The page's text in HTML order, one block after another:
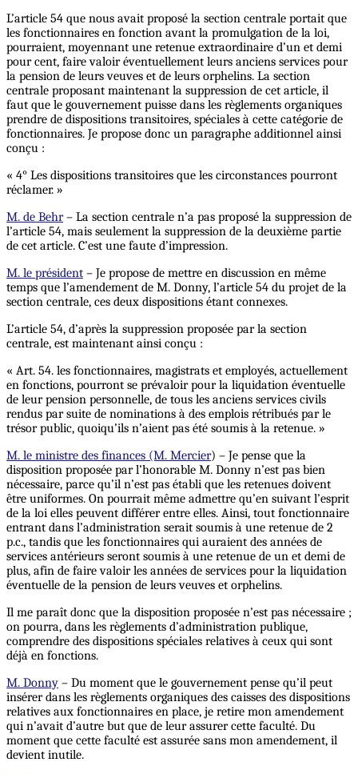
L’article 54 que nous avait proposé la section centrale portait que
les fonctionnaires en fonction avant la promulgation de la loi,
pourraient, moyennant une retenue extraordinaire d’un et demi
pour cent, faire valoir éventuellement leurs anciens services pour
la pension de leurs veuves et de leurs orphelins. La section
centrale proposant maintenant la suppression de cet article, il
faut que le gouvernement puisse dans les règlements organiques
prendre de dispositions transitoires, spéciales à cette catégorie de
fonctionnaires. Je propose donc un paragraphe additionnel ainsi
conçu :
« 4° Les dispositions transitoires que les circonstances pourront
réclamer. »
M. de Behr– La section centrale n’a pas proposé la suppression de
l’article 54, mais seulement la suppression de la deuxième partie
de cet article. C’est une faute d’impression.
M. le président – Je propose de mettre en discussion en même
temps que l’amendement de M. Donny, l’article 54 du projet de la
section centrale, ces deux dispositions étant connexes.
L’article 54, d’après la suppression proposée par la section
centrale, est maintenant ainsi conçu :
« Art. 54. les fonctionnaires, magistrats et employés, actuellement
en fonctions, pourront se prévaloir pour la liquidation éventuelle
de leur pension personnelle, de tous les anciens services civils
rendus par suite de nominations à des emplois rétribués par le
trésor public, quoiqu’ils n’aient pas été soumis à la retenue. »
M. le ministre des finances (M. Mercier) – Je pense que la
disposition proposée par l’honorable M. Donny n’est pas bien
nécessaire, parce qu’il n’est pas établi que les retenues doivent
être uniformes. On pourrait même admettre qu’en suivant l’esprit
de la loi elles peuvent différer entre elles. Ainsi, tout fonctionnaire
entrant dans l’administration serait soumis à une retenue de 2
p.c., tandis que les fonctionnaires qui auraient des années de
services antérieurs seront soumis à une retenue de un et demi de
plus, afin de faire valoir les années de services pour la liquidation
éventuelle de la pension de leurs veuves et orphelins.
Il me paraît donc que la disposition proposée n’est pas nécessaire ;
on pourra, dans les règlements d’administration publique,
comprendre des dispositions spéciales relatives à ceux qui sont
déjà en fonctions.
M. Donny – Du moment que le gouvernement pense qu’il peut
insérer dans les règlements organiques des caisses des dispositions
relatives aux fonctionnaires en place, je retire mon amendement
qui n’avait d’autre but que de leur assurer cette faculté. Du
moment que cette faculté est assurée sans mon amendement, il
devient inutile.